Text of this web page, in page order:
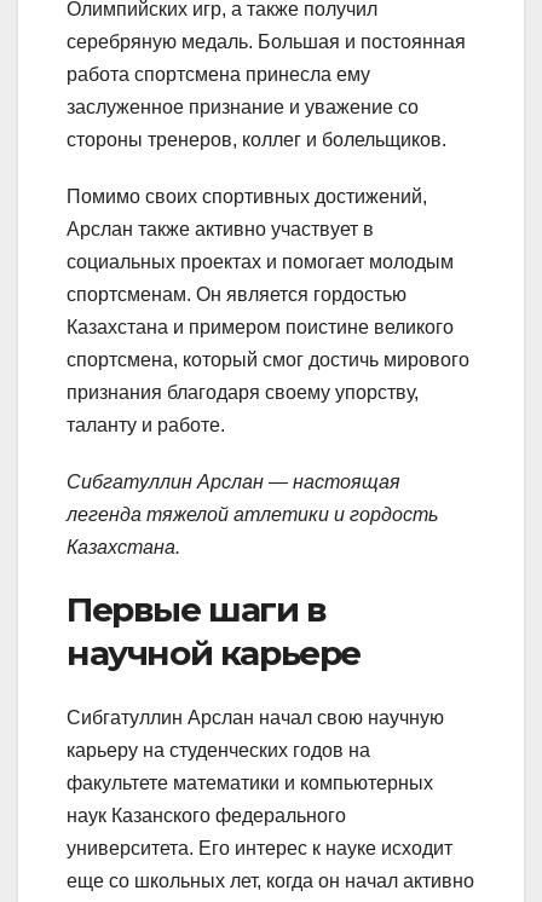
Олимпийских игр, а также получил
серебряную медаль. Большая и постоянная
работа спортсмена принесла ему
заслуженное признание и уважение со
стороны тренеров, коллег и болельщиков.
Помимо своих спортивных достижений,
Арслан также активно участвует в
социальных проектах и помогает молодым
спортсменам. Он является гордостью
Казахстана и примером поистине великого
спортсмена, который смог достичь мирового
признания благодаря своему упорству,
таланту и работе.
Сибгатуллин Арслан — настоящая
легенда тяжелой атлетики и гордость
Казахстана.
Первые шаги в
научной карьере
Сибгатуллин Арслан начал свою научную
карьеру на студенческих годов на
факультете математики и компьютерных
наук Казанского федерального
университета. Его интерес к науке исходит
еще со школьных лет, когда он начал активно